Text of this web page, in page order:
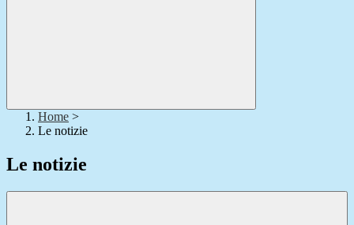
Home >
Le notizie
Le notizie